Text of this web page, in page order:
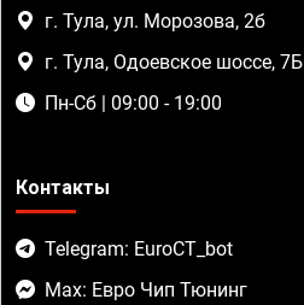
г. Тула, ул. Морозова, 2б
г. Тула, Одоевское шоссе, 7Б
Пн-Сб | 09:00 - 19:00
Контакты
Telegram: EuroCT_bot
Max: Евро Чип Тюнинг